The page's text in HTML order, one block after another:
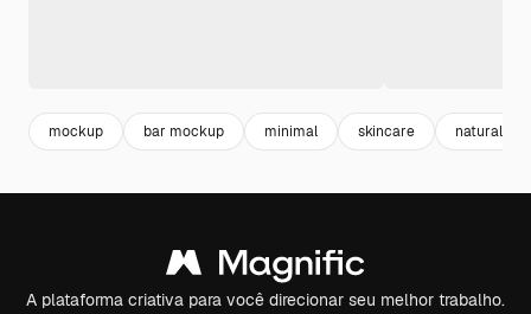
mockup bar mockup minimal skincare natural
A plataforma criativa para você direcionar seu melhor trabalho.